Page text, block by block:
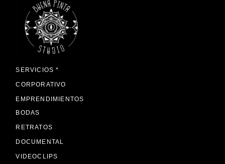
SERVICIOS *
CORPORATIVO
EMPRENDIMIENTOS
BODAS
RETRATOS
DOCUMENTAL
VIDEOCLIPS